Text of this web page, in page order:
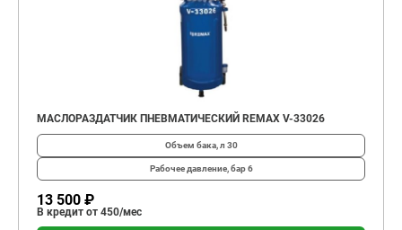
МАСЛОРАЗДАТЧИК ПНЕВМАТИЧЕСКИЙ REMAX V-33026
Объем бака, л 30
Рабочее давление, бар6
13 500 ₽
В кредит от 450/мес